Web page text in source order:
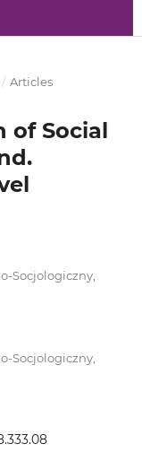
/ Articles
of Social